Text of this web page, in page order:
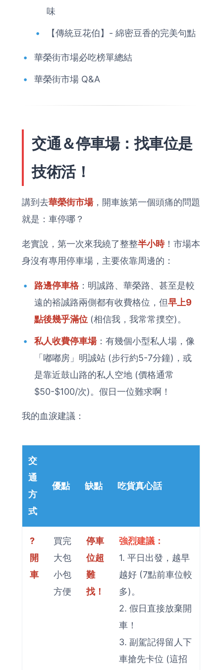
味
【傳統豆花伯】- 綿密豆香的完美句點
華榮街市場必吃榜單總結
華榮街市場 Q&A
交通＆停車場：找車位是
技術活！
講到去華榮街市場，開車族第一個頭痛的問題
就是：車停哪？
老實說，第一次來我繞了整整半小時！市場本
身沒有專用停車場，主要依靠周邊的：
路邊停車格：明誠路、華榮路、甚至是較
遠的裕誠路兩側都有收費格位，但早上9
點後幾乎滿位 (相信我，我常常撲空)。
私人收費停車場：有幾個小型私人場，像
「嘟嘟房」明誠站 (步行約5-7分鐘)，或
是靠近鼓山路的私人空地 (價格通常
$50-$100/次)。假日一位難求啊！
我的血淚建議：
交
通
方
式
優點 缺點 吃貨真心話
?
開
車
買完
大包
小包
方便
停車
位超
難
找！
強烈建議：
1. 平日出發，越早
越好 (7點前車位較
多)。
2. 假日直接放棄開
車！
3. 副駕記得留人下
車搶先卡位 (這招